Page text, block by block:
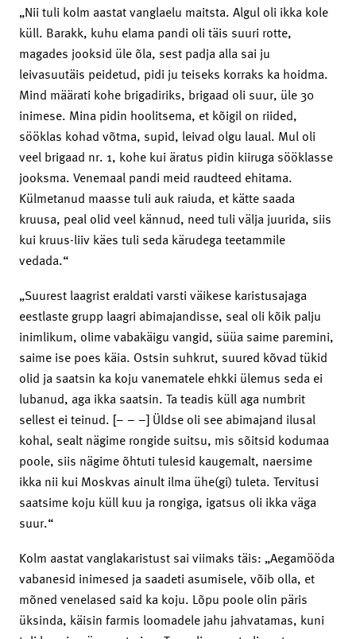
„Nii tuli kolm aastat vanglaelu maitsta. Algul oli ikka kole
küll. Barakk, kuhu elama pandi oli täis suuri rotte,
magades jooksid üle õla, sest padja alla sai ju
leivasuutäis peidetud, pidi ju teiseks korraks ka hoidma.
Mind määrati kohe brigadiriks, brigaad oli suur, üle 30
inimese. Mina pidin hoolitsema, et kõigil on riided,
sööklas kohad võtma, supid, leivad olgu laual. Mul oli
veel brigaad nr. 1, kohe kui äratus pidin kiiruga sööklasse
jooksma. Venemaal pandi meid raudteed ehitama.
Külmetanud maasse tuli auk raiuda, et kätte saada
kruusa, peal olid veel kännud, need tuli välja juurida, siis
kui kruus-liiv käes tuli seda kärudega teetammile
vedada.“
„Suurest laagrist eraldati varsti väikese karistusajaga
eestlaste grupp laagri abimajandisse, seal oli kõik palju
inimlikum, olime vabakäigu vangid, süüa saime paremini,
saime ise poes käia. Ostsin suhkrut, suured kõvad tükid
olid ja saatsin ka koju vanematele ehkki ülemus seda ei
lubanud, aga ikka saatsin. Ta teadis küll aga numbrit
sellest ei teinud. [– – –] Üldse oli see abimajand ilusal
kohal, sealt nägime rongide suitsu, mis sõitsid kodumaa
poole, siis nägime õhtuti tulesid kaugemalt, naersime
ikka nii kui Moskvas ainult ilma ühe(gi) tuleta. Tervitusi
saatsime koju küll kuu ja rongiga, igatsus oli ikka väga
suur.“
Kolm aastat vanglakaristust sai viimaks täis: „Aegamööda
vabanesid inimesed ja saadeti asumisele, võib olla, et
mõned venelased said ka koju. Lõpu poole olin päris
üksinda, käisin farmis loomadele jahu jahvatamas, kuni